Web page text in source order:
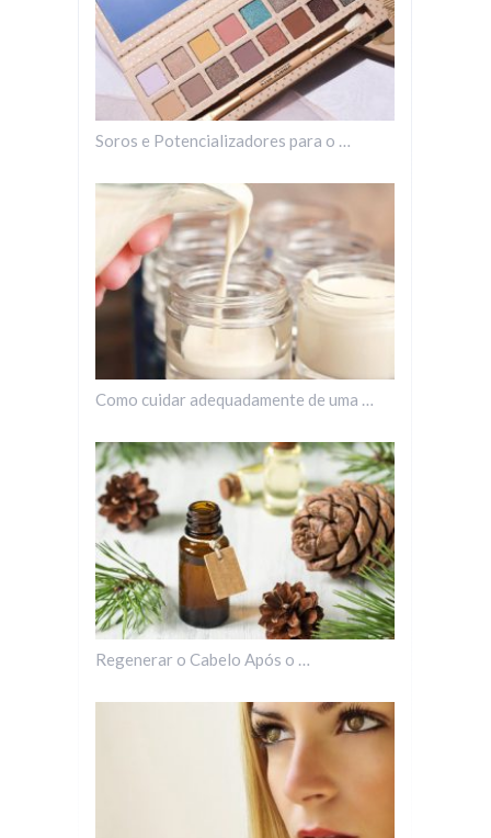
Soros e Potencializadores para o …
Como cuidar adequadamente de uma …
Regenerar o Cabelo Após o …